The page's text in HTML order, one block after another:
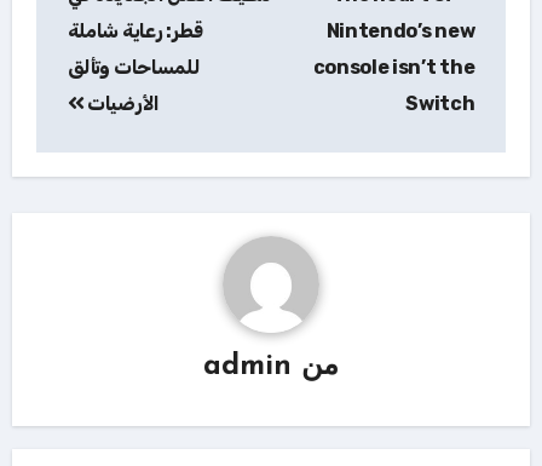
المقالات
Nintendo’s new
console isn’t the
Switch
قطر: رعاية شاملة
للمساحات وتألق
الأرضيات
من admin